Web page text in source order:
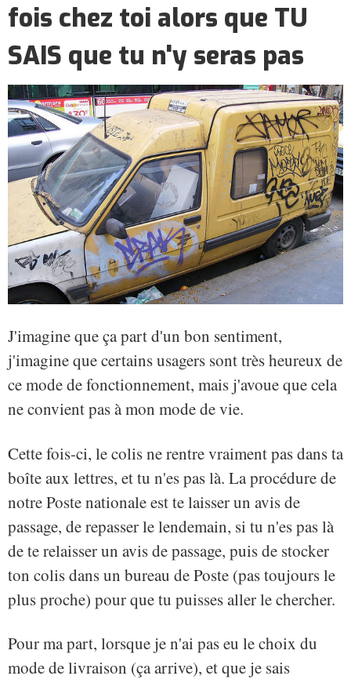
fois chez toi alors que TU
SAIS que tu n'y seras pas
J'imagine que ça part d'un bon sentiment,
j'imagine que certains usagers sont très heureux de
ce mode de fonctionnement, mais j'avoue que cela
ne convient pas à mon mode de vie.
Cette fois-ci, le colis ne rentre vraiment pas dans ta
boîte aux lettres, et tu n'es pas là. La procédure de
notre Poste nationale est te laisser un avis de
passage, de repasser le lendemain, si tu n'es pas là
de te relaisser un avis de passage, puis de stocker
ton colis dans un bureau de Poste (pas toujours le
plus proche) pour que tu puisses aller le chercher.
Pour ma part, lorsque je n'ai pas eu le choix du
mode de livraison (ça arrive), et que je sais